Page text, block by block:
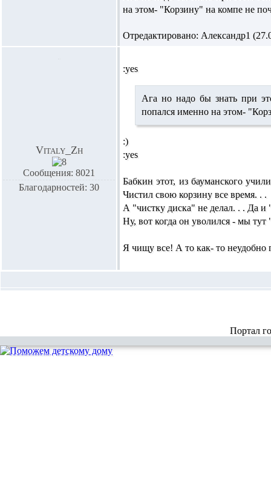
на этом- "Корзину" на компе не
Отредактировано: Александр1
Vitaly_Zh
Сообщения: 8021
Благодарностей: 30
:yes
Ага но надо бы знать при
попался именно на этом-
:)
:yes
Бабкин этот, из бауманского
Чистил свою корзину все время. . .
А "чистку диска" не делал. . . Да
Ну, вот когда он уволился - мы
Я чищу все! А то как- то
Портал